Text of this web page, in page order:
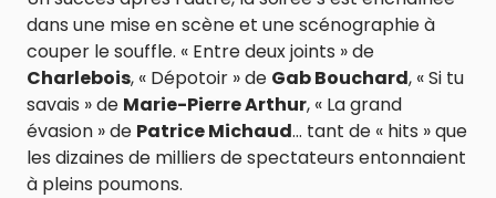
dans une mise en scène et une scénographie à
couper le souffle. « Entre deux joints » de
Charlebois, « Dépotoir » de Gab Bouchard, « Si tu
savais » de Marie-Pierre Arthur, « La grand
évasion » de Patrice Michaud… tant de « hits » que
les dizaines de milliers de spectateurs entonnaient
à pleins poumons.